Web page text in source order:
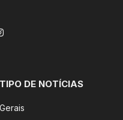
TIPO DE NOTÍCIAS
Gerais